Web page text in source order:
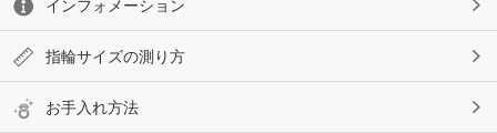
指輪サイズの測り方
お手入れ方法